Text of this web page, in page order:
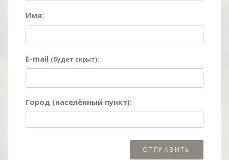
Имя:
E-mail (будет скрыт):
Город (населённый пункт):